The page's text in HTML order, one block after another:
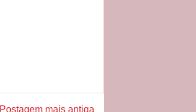
Postagem mais antiga